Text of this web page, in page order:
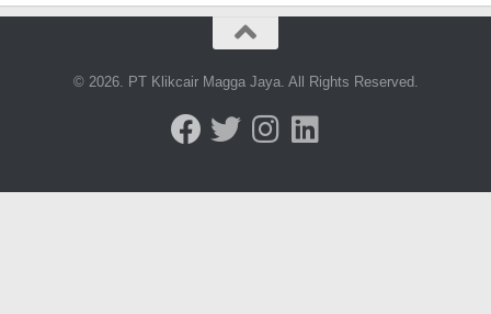
© 2026. PT Klikcair Magga Jaya. All Rights Reserved.